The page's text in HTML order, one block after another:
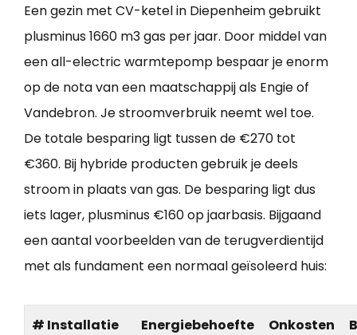
Een gezin met CV-ketel in Diepenheim gebruikt
plusminus 1660 m3 gas per jaar. Door middel van
een all-electric warmtepomp bespaar je enorm
op de nota van een maatschappij als Engie of
Vandebron. Je stroomverbruik neemt wel toe.
De totale besparing ligt tussen de €270 tot
€360. Bij hybride producten gebruik je deels
stroom in plaats van gas. De besparing ligt dus
iets lager, plusminus €160 op jaarbasis. Bijgaand
een aantal voorbeelden van de terugverdientijd
met als fundament een normaal geïsoleerd huis:
# Installatie Energiebehoefte Onkosten